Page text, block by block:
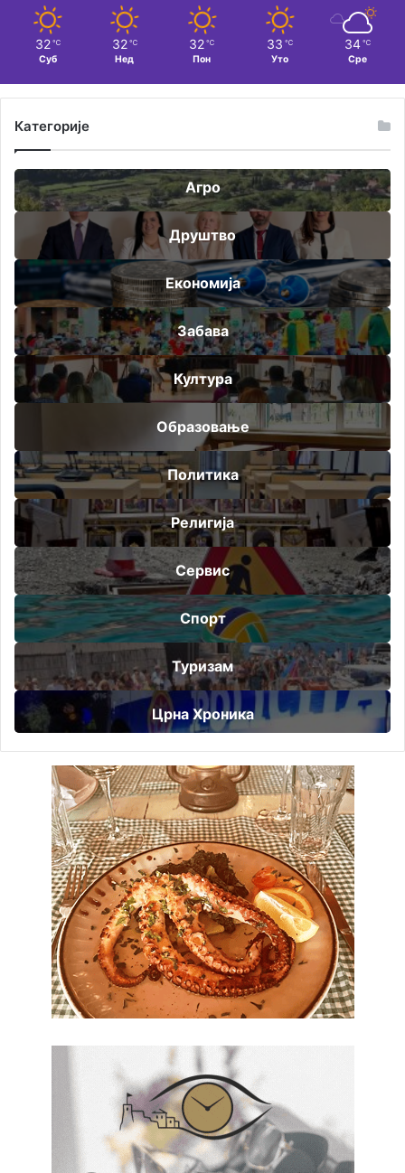
32 ℃
Суб
32 ℃
Нед
32 ℃
Пон
33 ℃
Уто
34 ℃
Сре
Категорије
Агро
Друштво
Економија
Забава
Култура
Образовање
Политика
Религија
Сервис
Спорт
Туризам
Црна Хроника